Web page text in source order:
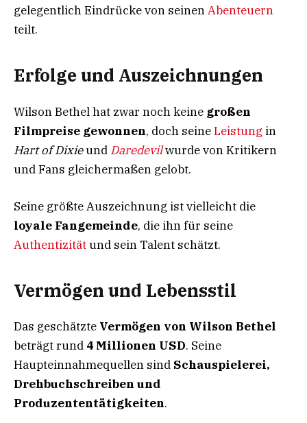
gelegentlich Eindrücke von seinenAbenteuern
teilt.
Erfolge und Auszeichnungen
Wilson Bethel hat zwar noch keine großen
Filmpreise gewonnen, doch seineLeistung in
Hart of Dixieund Daredevilwurde von Kritikern
und Fans gleichermaßen gelobt.
Seine größte Auszeichnung ist vielleicht die
loyale Fangemeinde, die ihn für seine
Authentizitätund sein Talent schätzt.
Vermögen und Lebensstil
Das geschätzte Vermögen von Wilson Bethel
beträgt rund 4 Millionen USD. Seine
Haupteinnahmequellen sind Schauspielerei,
Drehbuchschreiben und
Produzententätigkeiten.